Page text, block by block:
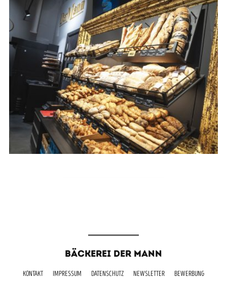
BÄCKEREI DER MANN
KONTAKT IMPRESSUM DATENSCHUTZ NEWSLETTER BEWERBUNG